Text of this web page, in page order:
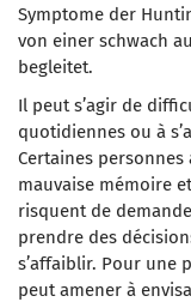
Symptome der
von einer schwach
begleitet.
Il peut s’agir de
quotidiennes ou à
Certaines
mauvaise mémoire
risquent de
prendre des
s’affaiblir. Pour une
peut amener à